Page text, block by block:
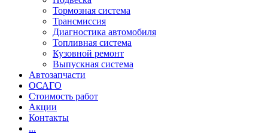
Тормозная система
Трансмиссия
Диагностика автомобиля
Топливная система
Кузовной ремонт
Выпускная система
Автозапчасти
ОСАГО
Стоимость работ
Акции
Контакты
...